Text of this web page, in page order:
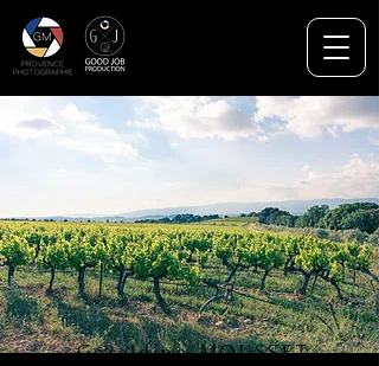
Géraldine MOUSSET